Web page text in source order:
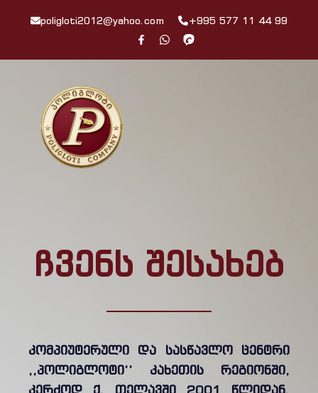
poligloti2012@yahoo.com +995 577 11 44 99
ჩვენს შესახებ
კომპიუტერული და სასწავლო ცენტრი
,,პოლიგლოტი’’ კახეთის რეგიონში,